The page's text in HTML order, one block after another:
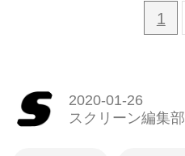
1
2020-01-26
スクリーン編集部